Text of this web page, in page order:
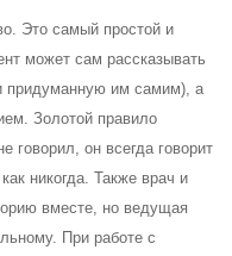
Это самый простой и
может сам рассказывать
придуманную им самим), а
Золотой правило
говорил, он всегда говорит
никогда. Также врач и
вместе, но ведущая
При работе с